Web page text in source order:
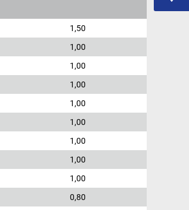
1,50
1,00
1,00
1,00
1,00
1,00
1,00
1,00
1,00
0,80